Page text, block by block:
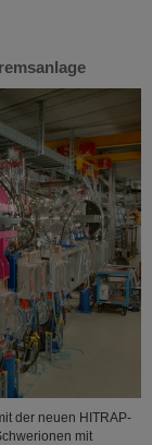
der neuen HITRAP-
mit